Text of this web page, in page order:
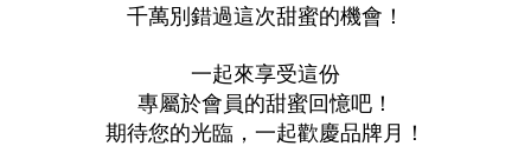
千萬別錯過這次甜蜜的機會！
一起來享受這份
專屬於會員的甜蜜回憶吧！
期待您的光臨，一起歡慶品牌月！